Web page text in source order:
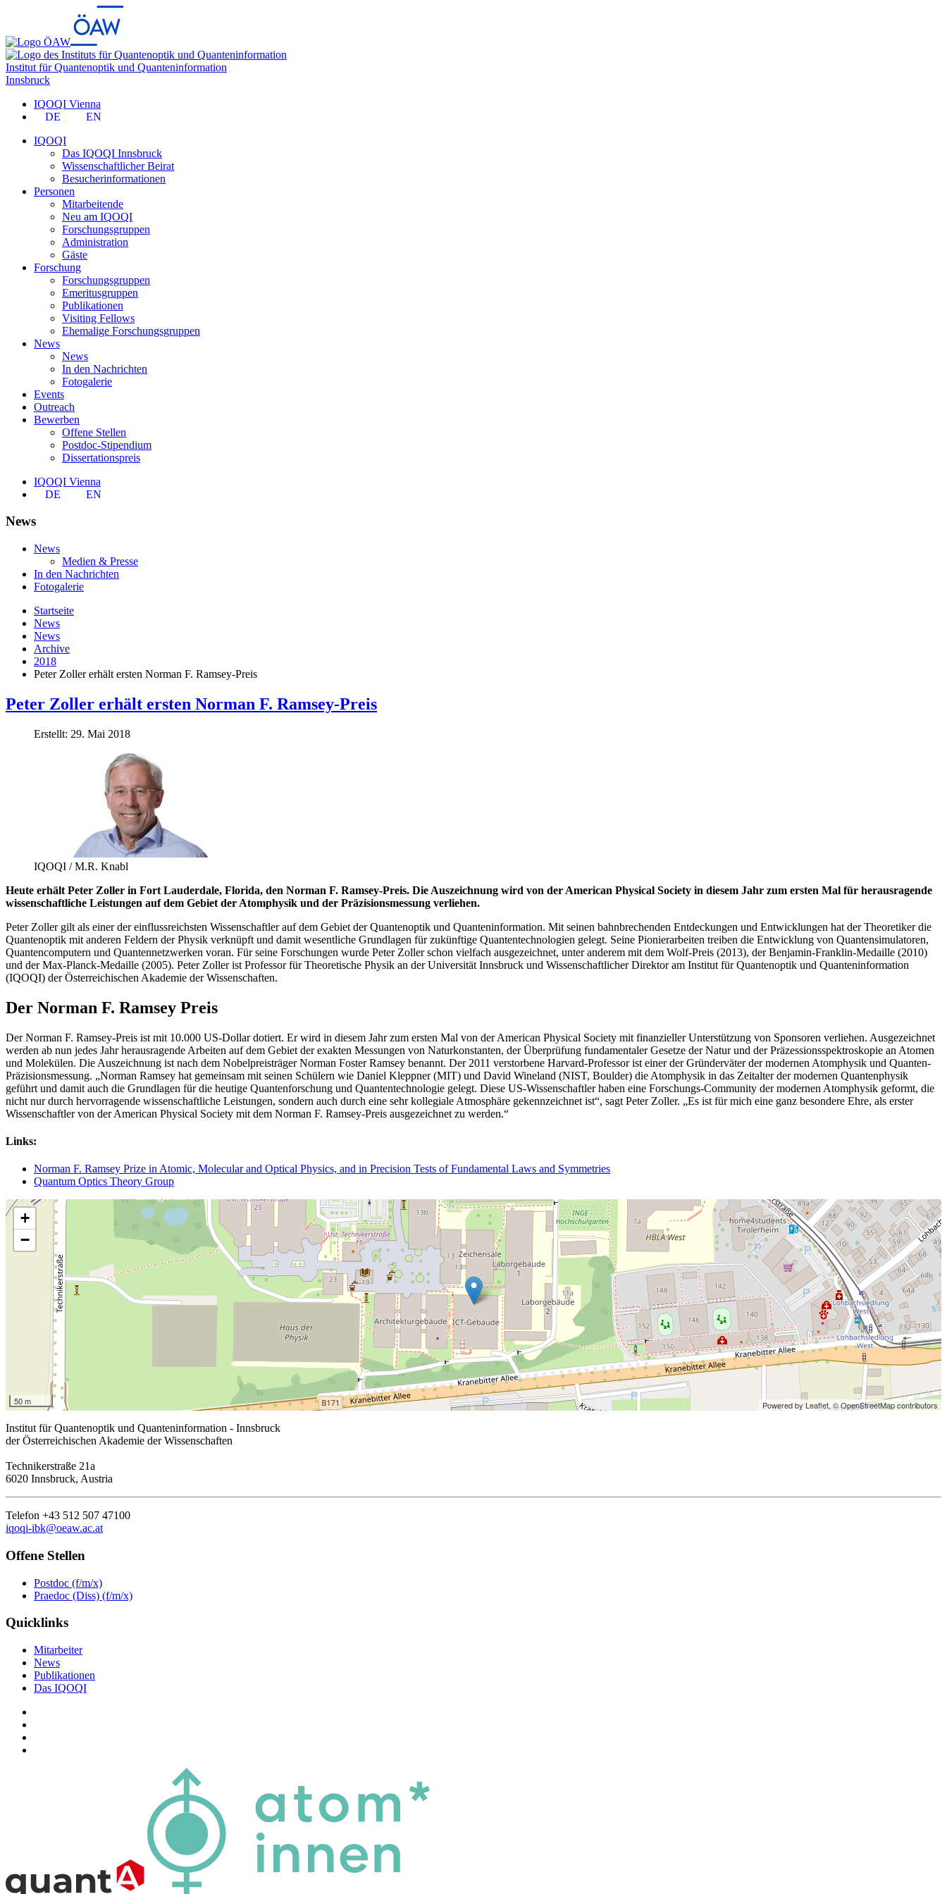
Institut für Quantenoptik und Quanteninformation
Innsbruck
IQOQI Vienna
DE
EN
IQOQI
Das IQOQI Innsbruck
Wissenschaftlicher Beirat
Besucherinformationen
Personen
Mitarbeitende
Neu am IQOQI
Forschungsgruppen
Administration
Gäste
Forschung
Forschungsgruppen
Emeritusgruppen
Publikationen
Visiting Fellows
Ehemalige Forschungsgruppen
News
News
In den Nachrichten
Fotogalerie
Events
Outreach
Bewerben
Offene Stellen
Postdoc-Stipendium
Dissertationspreis
IQOQI Vienna
DE
EN
News
News
Medien & Presse
In den Nachrichten
Fotogalerie
Startseite
News
News
Archive
2018
Peter Zoller erhält ersten Norman F. Ramsey-Preis
Peter Zoller erhält ersten Norman F. Ramsey-Preis
Erstellt: 29. Mai 2018
IQOQI / M.R. Knabl
Heute erhält Peter Zoller in Fort Lauderdale, Florida, den Norman F. Ramsey-Preis. Die Auszeichnung wird von der American Physical Society in diesem Jahr zum ersten Mal für herausragende
wissenschaftliche Leistungen auf dem Gebiet der Atomphysik und der Präzisionsmessung verliehen.
Peter Zoller gilt als einer der einflussreichsten Wissenschaftler auf dem Gebiet der Quantenoptik und Quanteninformation. Mit seinen bahnbrechenden Entdeckungen und Entwicklungen hat der Theoretiker die
Quantenoptik mit anderen Feldern der Physik verknüpft und damit wesentliche Grundlagen für zukünftige Quantentechnologien gelegt. Seine Pionierarbeiten treiben die Entwicklung von Quantensimulatoren,
Quantencomputern und Quantennetzwerken voran. Für seine Forschungen wurde Peter Zoller schon vielfach ausgezeichnet, unter anderem mit dem Wolf-Preis (2013), der Benjamin-Franklin-Medaille (2010)
und der Max-Planck-Medaille (2005). Peter Zoller ist Professor für Theoretische Physik an der Universität Innsbruck und Wissenschaftlicher Direktor am Institut für Quantenoptik und Quanteninformation
(IQOQI) der Österreichischen Akademie der Wissenschaften.
Der Norman F. Ramsey Preis
Der Norman F. Ramsey-Preis ist mit 10.000 US-Dollar dotiert. Er wird in diesem Jahr zum ersten Mal von der American Physical Society mit finanzieller Unterstützung von Sponsoren verliehen. Ausgezeichnet
werden ab nun jedes Jahr herausragende Arbeiten auf dem Gebiet der exakten Messungen von Naturkonstanten, der Überprüfung fundamentaler Gesetze der Natur und der Präzessionsspektroskopie an Atomen
und Molekülen. Die Auszeichnung ist nach dem Nobelpreisträger Norman Foster Ramsey benannt. Der 2011 verstorbene Harvard-Professor ist einer der Gründerväter der modernen Atomphysik und Quanten-
Präzisionsmessung. „Norman Ramsey hat gemeinsam mit seinen Schülern wie Daniel Kleppner (MIT) und David Wineland (NIST, Boulder) die Atomphysik in das Zeitalter der modernen Quantenphysik
geführt und damit auch die Grundlagen für die heutige Quantenforschung und Quantentechnologie gelegt. Diese US-Wissenschaftler haben eine Forschungs-Community der modernen Atomphysik geformt, die
nicht nur durch hervorragende wissenschaftliche Leistungen, sondern auch durch eine sehr kollegiale Atmosphäre gekennzeichnet ist“, sagt Peter Zoller. „Es ist für mich eine ganz besondere Ehre, als erster
Wissenschaftler von der American Physical Society mit dem Norman F. Ramsey-Preis ausgezeichnet zu werden.“
Links:
Norman F. Ramsey Prize in Atomic, Molecular and Optical Physics, and in Precision Tests of Fundamental Laws and Symmetries
Quantum Optics Theory Group
+
−
50 m Powered by Leaflet,© OpenStreetMap contributors
Institut für Quantenoptik und Quanteninformation - Innsbruck
der Österreichischen Akademie der Wissenschaften
Technikerstraße 21a
6020 Innsbruck, Austria
Telefon +43 512 507 47100
iqoqi-ibk@oeaw.ac.at
Offene Stellen
Postdoc (f/m/x)
Praedoc (Diss) (f/m/x)
Quicklinks
Mitarbeiter
News
Publikationen
Das IQOQI